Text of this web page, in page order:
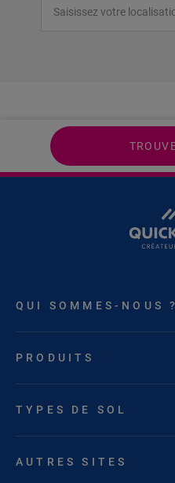
QUI SOMMES-NOUS ?
PRODUITS
TYPES DE SOL
AUTRES SITES